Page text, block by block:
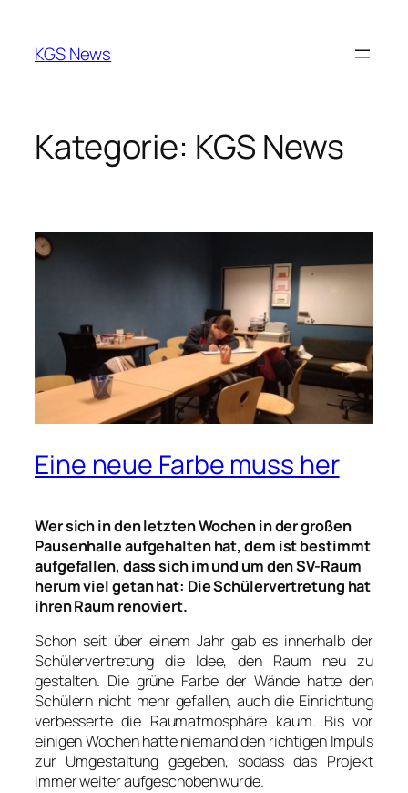
springen
KGS News
Kategorie: KGS News
Eine neue Farbe muss her
Wer sich in den letzten Wochen in der großen
Pausenhalle aufgehalten hat, dem ist bestimmt
aufgefallen, dass sich im und um den SV-Raum
herum viel getan hat: Die Schülervertretung hat
ihren Raum renoviert.
Schon seit über einem Jahr gab es innerhalb der
Schülervertretung die Idee, den Raum neu zu
gestalten. Die grüne Farbe der Wände hatte den
Schülern nicht mehr gefallen, auch die Einrichtung
verbesserte die Raumatmosphäre kaum. Bis vor
einigen Wochen hatte niemand den richtigen Impuls
zur Umgestaltung gegeben, sodass das Projekt
immer weiter aufgeschoben wurde.